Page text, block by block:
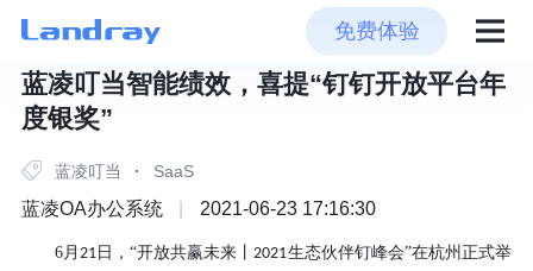
免费体验
蓝凌叮当智能绩效，喜提“钉钉开放平台年
度银奖”
蓝凌叮当 · SaaS
蓝凌OA办公系统 2021-06-23 17:16:30
6月 21 日，“开放共赢未来丨2021生态伙伴钉峰会”在杭州正式举